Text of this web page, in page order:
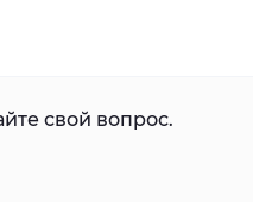
свой вопрос.